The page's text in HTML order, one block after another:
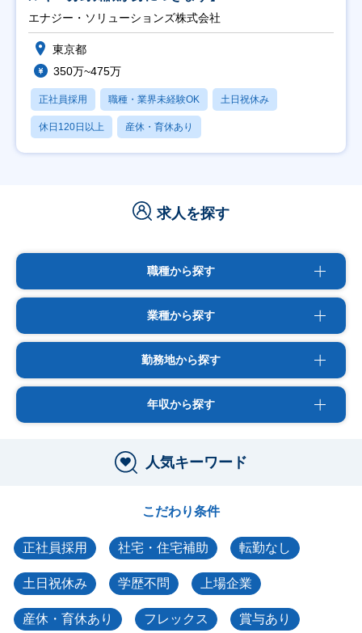
エナジー・ソリューションズ株式会社
東京都
350万~475万
正社員採用 職種・業界未経験OK 土日祝休み
休日120日以上 産休・育休あり
求人を探す
職種から探す
業種から探す
勤務地から探す
年収から探す
人気キーワード
こだわり条件
正社員採用 社宅・住宅補助 転勤なし
土日祝休み 学歴不問 上場企業
産休・育休あり フレックス 賞与あり